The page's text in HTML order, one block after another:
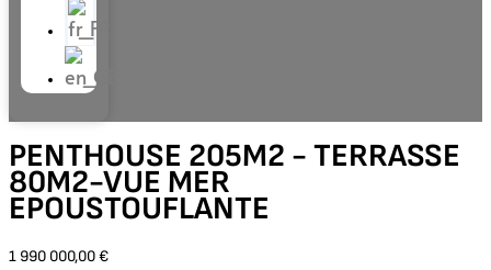
PENTHOUSE 205M2 - TERRASSE
80M2-VUE MER
EPOUSTOUFLANTE
1 990 000,00 €